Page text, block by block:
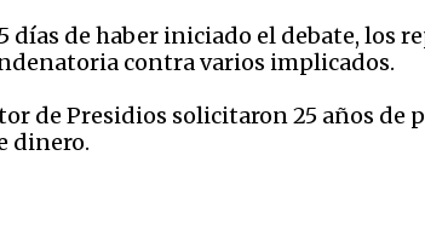
días de haber iniciado el debate, los
contra varios implicados.
de Presidios solicitaron 25 años
dinero.